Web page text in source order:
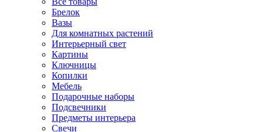
Брелок
Вазы
Для комнатных растений
Интерьерный свет
Картины
Ключницы
Копилки
Мебель
Подарочные наборы
Подсвечники
Предметы интерьера
Свечи